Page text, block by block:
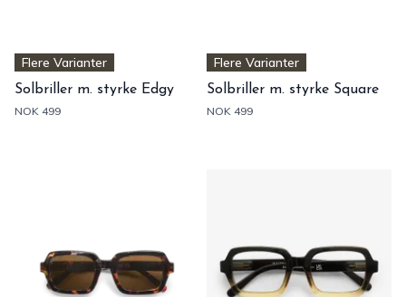
Flere Varianter
Solbriller m. styrke Edgy
NOK 499
Flere Varianter
Solbriller m. styrke Square
NOK 499